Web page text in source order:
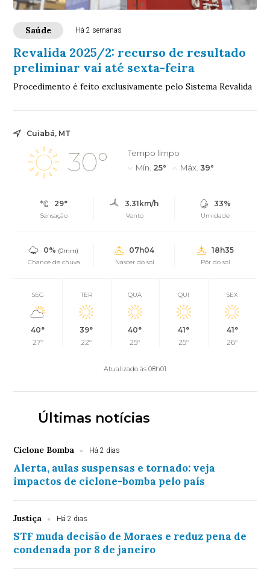
Saúde Há 2 semanas
Revalida 2025/2: recurso de resultado
preliminar vai até sexta-feira
Procedimento é feito exclusivamente pelo Sistema Revalida
Cuiabá, MT
30°
Tempo limpo
Mín. 25° Máx. 39°
29°
Sensação
3.31km/h
Vento
33%
Umidade
0% (0mm)
Chance de chuva
07h04
Nascer do sol
18h35
Pôr do sol
SEG
40°
27°
TER
39°
22°
QUA
40°
25°
QUI
41°
25°
SEX
41°
26°
Atualizado às 08h01
Últimas notícias
Ciclone Bomba Há 2 dias
Alerta, aulas suspensas e tornado: veja
impactos de ciclone-bomba pelo país
Justiça Há 2 dias
STF muda decisão de Moraes e reduz pena de
condenada por 8 de janeiro